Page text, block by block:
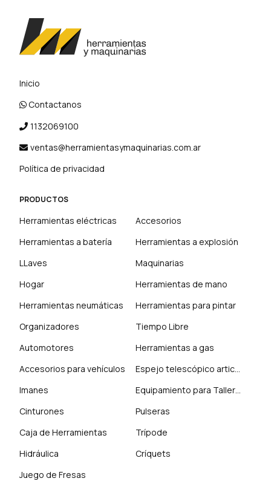
Inicio
Contactanos
1132069100
ventas@herramientasymaquinarias.com.ar
Política de privacidad
PRODUCTOS
Herramientas eléctricas
Accesorios
Herramientas a batería
Herramientas a explosión
LLaves
Maquinarias
Hogar
Herramientas de mano
Herramientas neumáticas
Herramientas para pintar
Organizadores
Tiempo Libre
Automotores
Herramientas a gas
Accesorios para vehículos
Espejo telescópico articulado
Imanes
Equipamiento para Talleres
Cinturones
Pulseras
Caja de Herramientas
Trípode
Hidráulica
Críquets
Juego de Fresas